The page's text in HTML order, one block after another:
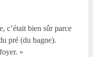
c’était bien sûr parce
pré (du bagne).
»